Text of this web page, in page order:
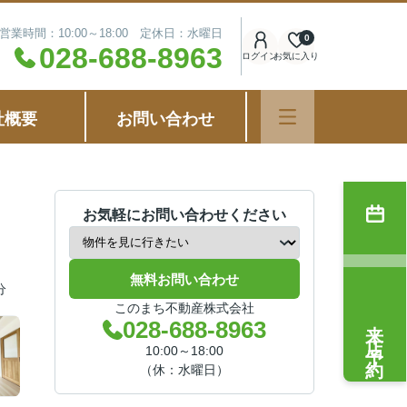
営業時間：10:00～18:00 定休日：水曜日
028-688-8963 ログインお気に入り
0
概要 お問い合わせ
お気軽にお問い合わせください
無料お問い合わせ
このまち不動産株式会社
028-688-8963
10:00～18:00
（休：水曜日）
来店予約